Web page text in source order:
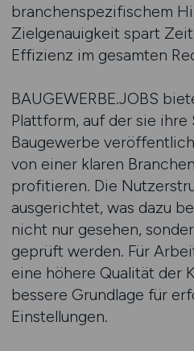
branchenspezifischem
Zielgenauigkeit spart
Effizienz im gesamten
BAUGEWERBE.JOBS
Plattform, auf der sie
Baugewerbe
von einer klaren
profitieren. Die
ausgerichtet, was dazu
nicht nur gesehen,
geprüft werden. Für
eine höhere Qualität der
bessere Grundlage für
Einstellungen.